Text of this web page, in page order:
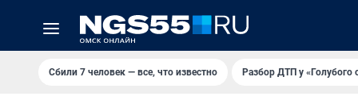
Сбили 7 человек — все, что известно Разбор ДТП у «Голубого